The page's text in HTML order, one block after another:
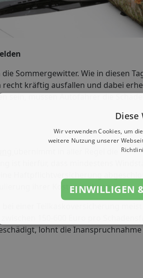
Sommergewitter. Wie in diesen
kräftig ausfallen und dabei
sein, müssen Autofahrer die
ist hierfür, dass mindestens
Haftpflichtversicherung
ihrer Kosten rechnen.
einer Teilkaskoversicherung meist
150-600 Euro pro
lohnt die
Diese
Wir verwenden Cookies, um
weitere Nutzung unserer
EINWILLIGEN